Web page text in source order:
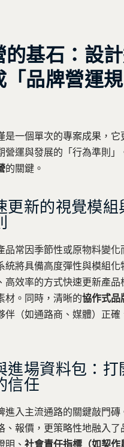
的基石：設
「品牌營運規
是一個單次的專案成果，它
營運與發展的「行為準則」
的關鍵。
更新的視覺模組
品常因季節性或原物料變化
統將具備高度彈性與模組化
高效率的方式快速更新產品
材。同時，清晰的協作式品
伴（如通路商、媒體）正確
進場資料包：打
信任
進入主流通路的關鍵敲門磚
、報價，更策略性地融入了
明、社會責任指標（如契作